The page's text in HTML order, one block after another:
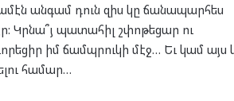
անգամ դուն զիս կը ճանապարհես
պատահիլ շփոթեցար ու
իմ ճամպրուկի մէջ… Եւ կամ այս
համար…